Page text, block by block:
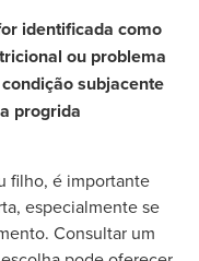
identificada como
ou problema
subjacente
progrida
filho, é importante
especialmente se
Consultar um